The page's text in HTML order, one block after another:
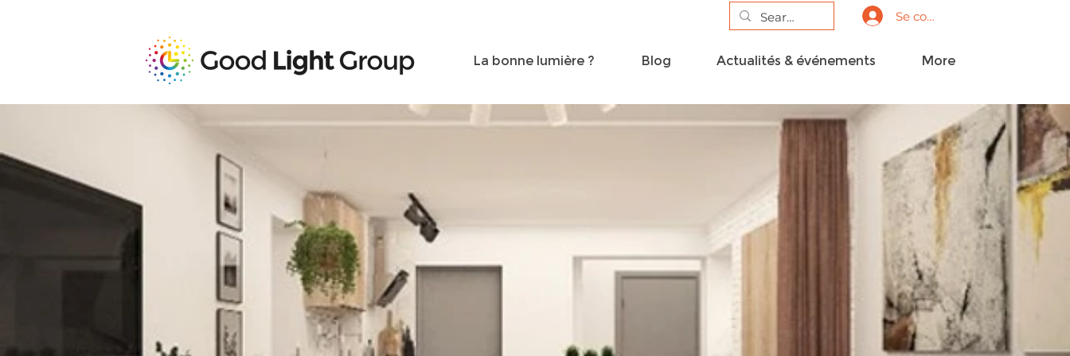
La bonne lumière ? Blog Actualités & événements More
Se connecter